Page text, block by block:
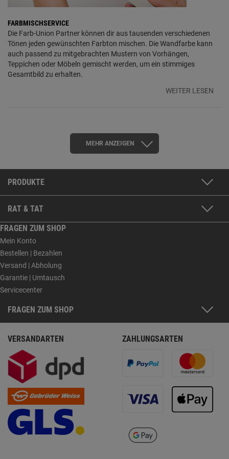
FARBMISCHSERVICE
Die Farb-Union Partner können dir aus tausenden verschiedenen
Tönen jeden gewünschten Farbton mischen. Die Wandfarbe kann
auch passend zu mitgebrachten Mustern von Vorhängen,
Teppichen oder Möbeln gemischt werden, um ein stimmiges
Gesamtbild zu erhalten.
WEITER LESEN
MEHR ANZEIGEN
PRODUKTE
RAT & TAT
FRAGEN ZUM SHOP
Mein Konto
Bestellen | Bezahlen
Versand | Abholung
Garantie | Umtausch
Servicecenter
FRAGEN ZUM SHOP
VERSANDARTEN ZAHLUNGSARTEN